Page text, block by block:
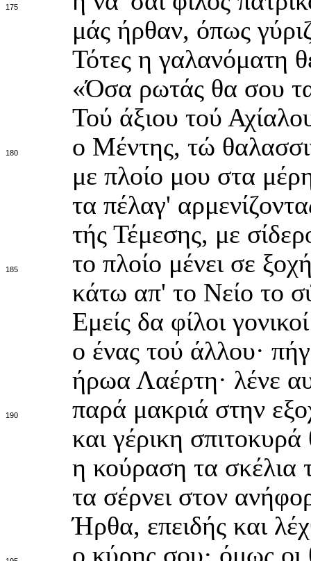
175
μάς ήρθαν, όπως
Τότες η γαλανόματη
«Όσα ρωτάς θα σου
Τού άξιου τού
180
ο Μέντης, τώ
με πλοίο μου στα
τα πέλαγ'
τής Τέμεσης, με
185
το πλοίο μένει σε
κάτω απ' το Νείο το
Εμείς δα φίλοι
ο ένας τού άλλου·
ήρωα Λαέρτη· λένε
190
παρά μακριά στην
και γέρικη
η κούραση τα σκέλια
τα σέρνει στον
Ήρθα, επειδής και
ο κύρης σου· όμως οι